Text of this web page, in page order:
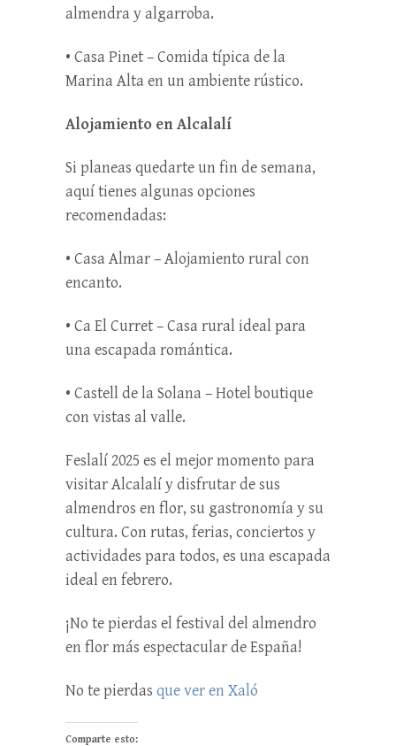
almendra y algarroba.
• Casa Pinet – Comida típica de la
Marina Alta en un ambiente rústico.
Alojamiento en Alcalalí
Si planeas quedarte un fin de semana,
aquí tienes algunas opciones
recomendadas:
• Casa Almar – Alojamiento rural con
encanto.
• Ca El Curret – Casa rural ideal para
una escapada romántica.
• Castell de la Solana – Hotel boutique
con vistas al valle.
Feslalí 2025 es el mejor momento para
visitar Alcalalí y disfrutar de sus
almendros en flor, su gastronomía y su
cultura. Con rutas, ferias, conciertos y
actividades para todos, es una escapada
ideal en febrero.
¡No te pierdas el festival del almendro
en flor más espectacular de España!
No te pierdas que ver en Xaló
Comparte esto: